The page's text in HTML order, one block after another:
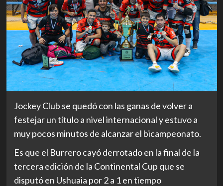
Jockey Club se quedó con las ganas de volver a
festejar un título a nivel internacional y estuvo a
muy pocos minutos de alcanzar el bicampeonato.
Es que el Burrero cayó derrotado en la final de la
tercera edición de la Continental Cup que se
disputó en Ushuaia por 2 a 1 en tiempo